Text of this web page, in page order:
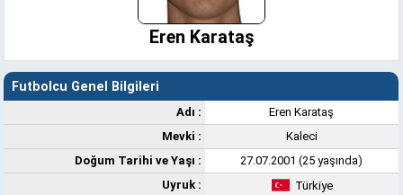
Eren Karataş
Futbolcu Genel Bilgileri
Adı :
Eren Karataş
Mevki :
Kaleci
Doğum Tarihi ve Yaşı :
27.07.2001 (25 yaşında)
Uyruk :
Türkiye